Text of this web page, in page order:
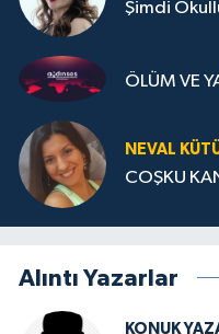
Şimdi
ÖLÜM VE
NEVAL
COŞKU
Alıntı Yazarlar
KONUK